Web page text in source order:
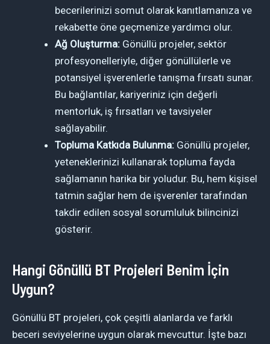
becerilerinizi somut olarak kanıtlamanıza ve
rekabette öne geçmenize yardımcı olur.
Ağ Oluşturma: Gönüllü projeler, sektör
profesyonelleriyle, diğer gönüllülerle ve
potansiyel işverenlerle tanışma fırsatı sunar.
Bu bağlantılar, kariyeriniz için değerli
mentorluk, iş fırsatları ve tavsiyeler
sağlayabilir.
Topluma Katkıda Bulunma: Gönüllü projeler,
yeteneklerinizi kullanarak topluma fayda
sağlamanın harika bir yoludur. Bu, hem kişisel
tatmin sağlar hem de işverenler tarafından
takdir edilen sosyal sorumluluk bilincinizi
gösterir.
Hangi Gönüllü BT Projeleri Benim İçin
Uygun?
Gönüllü BT projeleri, çok çeşitli alanlarda ve farklı
beceri seviyelerine uygun olarak mevcuttur. İşte bazı